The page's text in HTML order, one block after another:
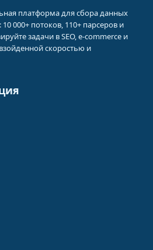
платформа для сбора данных
000+ потоков, 110+ парсеров и
задачи в SEO, e-commerce и
скоростью и